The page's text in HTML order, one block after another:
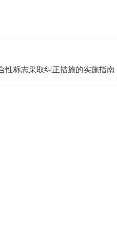
性标志采取纠正措施的实施指南